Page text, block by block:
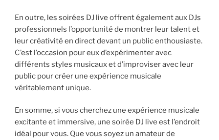
En outre, les soirées DJ live offrent également aux DJs
professionnels l’opportunité de montrer leur talent et
leur créativité en direct devant un public enthousiaste.
C’est l’occasion pour eux d’expérimenter avec
différents styles musicaux et d’improviser avec leur
public pour créer une expérience musicale
véritablement unique.
En somme, si vous cherchez une expérience musicale
excitante et immersive, une soirée DJ live est l’endroit
idéal pour vous. Que vous soyez un amateur de